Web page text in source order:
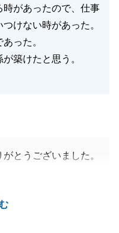
があったので、仕事
けない時があった。
った。
築けたと思う。
とうございました。
、建物解体、滅失登